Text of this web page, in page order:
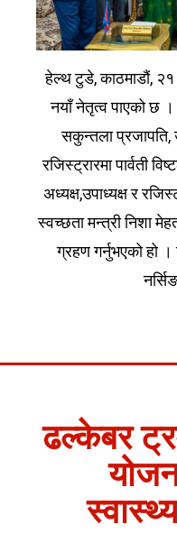
हेल्थ टुडे, काठमाडौं,
नयाँ नेतृत्व पाएको छ
सकुन्तला प्रजापति,
रजिस्ट्रारमा पार्वती
अध्यक्ष,उपाध्यक्ष र
स्वच्छता मन्त्री निशा
ग्रहण गर्नुभएको हो
ढल्केबर